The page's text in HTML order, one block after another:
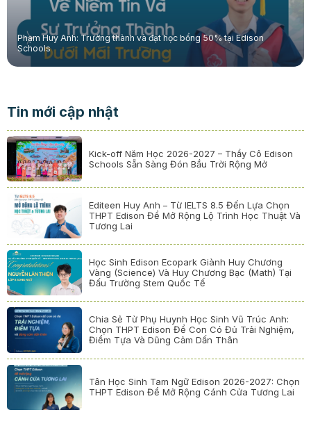
Phạm Huy Anh: Trưởng thành và đạt học bổng 50% tại Edison
Schools
Tin mới cập nhật
Kick-off Năm Học 2026-2027 – Thầy Cô Edison
Schools Sẵn Sàng Đón Bầu Trời Rộng Mở
Editeen Huy Anh – Từ IELTS 8.5 Đến Lựa Chọn
THPT Edison Để Mở Rộng Lộ Trình Học Thuật Và
Tương Lai
Học Sinh Edison Ecopark Giành Huy Chương
Vàng (Science) Và Huy Chương Bạc (Math) Tại
Đấu Trường Stem Quốc Tế
Chia Sẻ Từ Phụ Huynh Học Sinh Vũ Trúc Anh:
Chọn THPT Edison Để Con Có Đủ Trải Nghiệm,
Điểm Tựa Và Dũng Cảm Dấn Thân
Tân Học Sinh Tam Ngữ Edison 2026-2027: Chọn
THPT Edison Để Mở Rộng Cánh Cửa Tương Lai